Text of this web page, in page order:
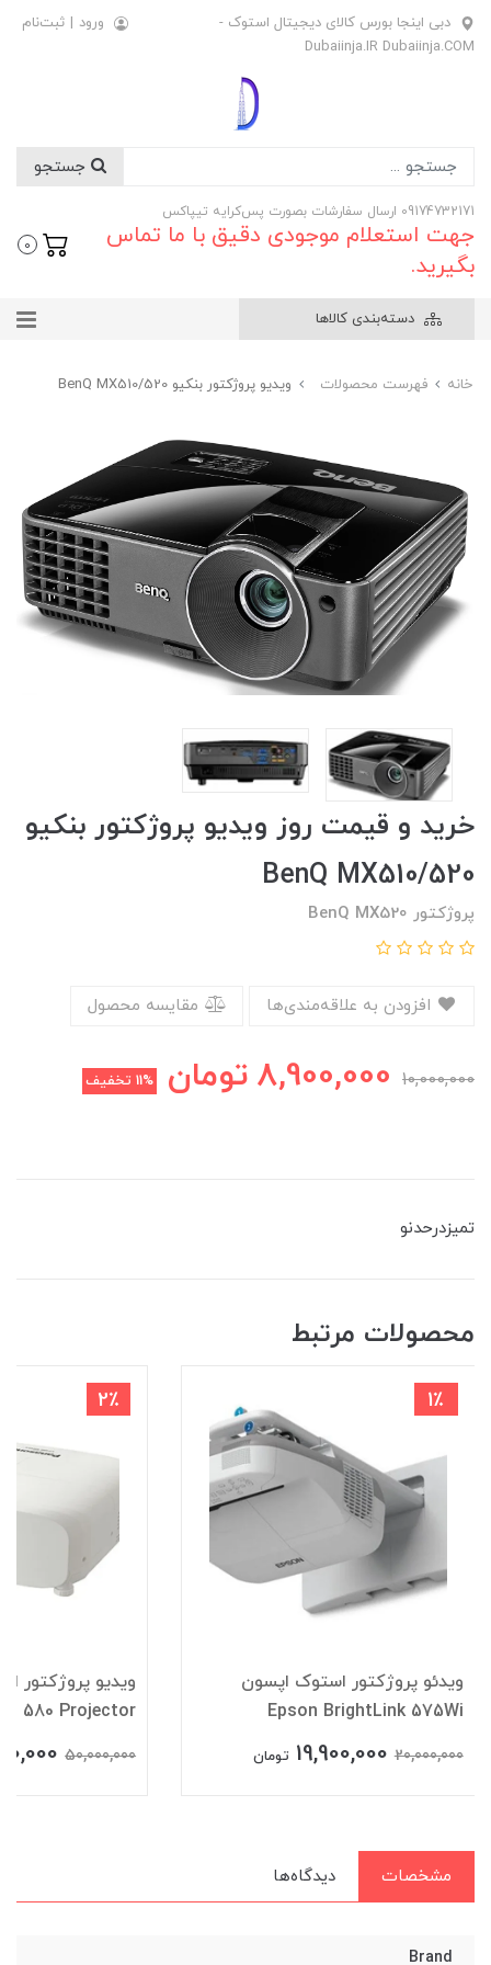
دبی اینجا بورس کالای دیجیتال استوک -
Dubaiinja.IR Dubaiinja.COM
ورود | ثبت‌نام
09174732171 ارسال سفارشات بصورت پس‌کرایه تیپاکس
جهت استعلام موجودی دقیق با ما تماس
بگیرید.
0
دسته‌بندی کالاها
خانه فهرست محصولات ویدیو پروژکتور بنکیو BenQ MX510/520
خرید و قیمت روز ویدیو پروژکتور بنکیو
BenQ MX510/520
پروژکتور BenQ MX520
مقایسه محصول
10,000,000
8,900,000 تومان 11% تخفیف
تمیزدرحدنو
محصولات مرتبط
1٪
ویدئو پروژکتور استوک اپسون
Epson BrightLink 575Wi
20,000,000
19,900,000 تومان
2٪
ویدیو پروژکتور
580 Projector
50,000,000
مشخصات دیدگاه‌ها
Brand